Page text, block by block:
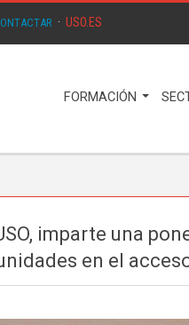
· USO.ES
FORMACIÓN
imparte una
en el